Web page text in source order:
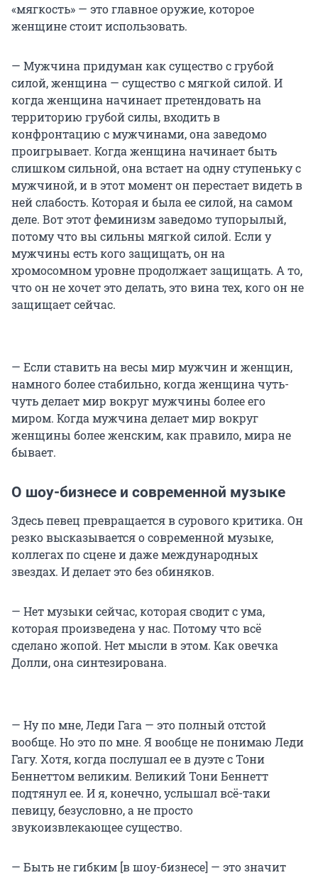
«мягкость» — это главное оружие, которое
женщине стоит использовать.
— Мужчина придуман как существо с грубой
силой, женщина — существо с мягкой силой. И
когда женщина начинает претендовать на
территорию грубой силы, входить в
конфронтацию с мужчинами, она заведомо
проигрывает. Когда женщина начинает быть
слишком сильной, она встает на одну ступеньку с
мужчиной, и в этот момент он перестает видеть в
ней слабость. Которая и была ее силой, на самом
деле. Вот этот феминизм заведомо тупорылый,
потому что вы сильны мягкой силой. Если у
мужчины есть кого защищать, он на
хромосомном уровне продолжает защищать. А то,
что он не хочет это делать, это вина тех, кого он не
защищает сейчас.
— Если ставить на весы мир мужчин и женщин,
намного более стабильно, когда женщина чуть-
чуть делает мир вокруг мужчины более его
миром. Когда мужчина делает мир вокруг
женщины более женским, как правило, мира не
бывает.
О шоу-бизнесе и современной музыке
Здесь певец превращается в сурового критика. Он
резко высказывается о современной музыке,
коллегах по сцене и даже международных
звездах. И делает это без обиняков.
— Нет музыки сейчас, которая сводит с ума,
которая произведена у нас. Потому что всё
сделано жопой. Нет мысли в этом. Как овечка
Долли, она синтезирована.
— Ну по мне, Леди Гага — это полный отстой
вообще. Но это по мне. Я вообще не понимаю Леди
Гагу. Хотя, когда послушал ее в дуэте с Тони
Беннеттом великим. Великий Тони Беннетт
подтянул ее. И я, конечно, услышал всё-таки
певицу, безусловно, а не просто
звукоизвлекающее существо.
— Быть не гибким [в шоу-бизнесе] — это значит